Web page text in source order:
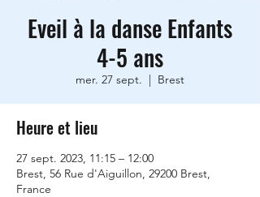
Eveil à la danse Enfants
4-5 ans
mer. 27 sept.
  |
Brest
Heure et lieu
27 sept. 2023, 11:15 – 12:00
Brest, 56 Rue d'Aiguillon, 29200 Brest,
France